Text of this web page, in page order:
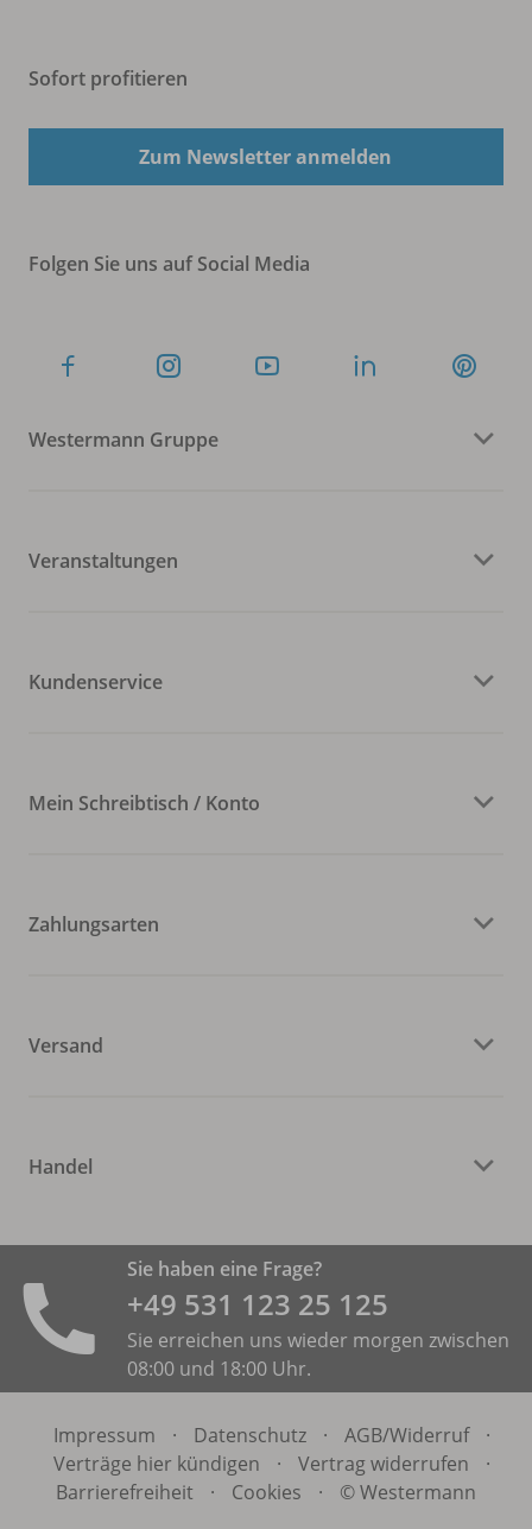
Sofort profitieren
Zum Newsletter anmelden
Folgen Sie uns auf Social Media
Westermann Gruppe
Veranstaltungen
Kundenservice
Mein Schreibtisch / Konto
Zahlungsarten
Versand
Handel
Sie haben eine Frage?
+49 531 ­123 25 125
Sie erreichen uns wieder morgen zwischen
08:00 und 18:00 Uhr.
Impressum · Datenschutz · AGB/Widerruf
·
Verträge hier kündigen
· Vertrag widerrufen
·
Barrierefreiheit
· Cookies · © Westermann